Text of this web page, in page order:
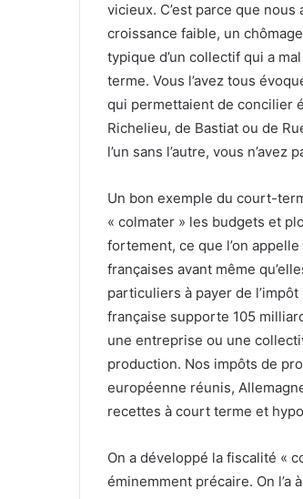
vicieux. C’est parce que
croissance faible, un
typique d’un collectif qui a
terme. Vous l’avez tous
qui permettaient de concilier
Richelieu, de Bastiat ou de
l’un sans l’autre, vous
Un bon exemple du court-
« colmater » les budgets et
fortement, ce que l’on
françaises avant même
particuliers à payer de
française supporte 105
une entreprise ou une
production. Nos impôts de
européenne réunis,
recettes à court terme et
On a développé la fiscalité «
éminemment précaire. On l’a